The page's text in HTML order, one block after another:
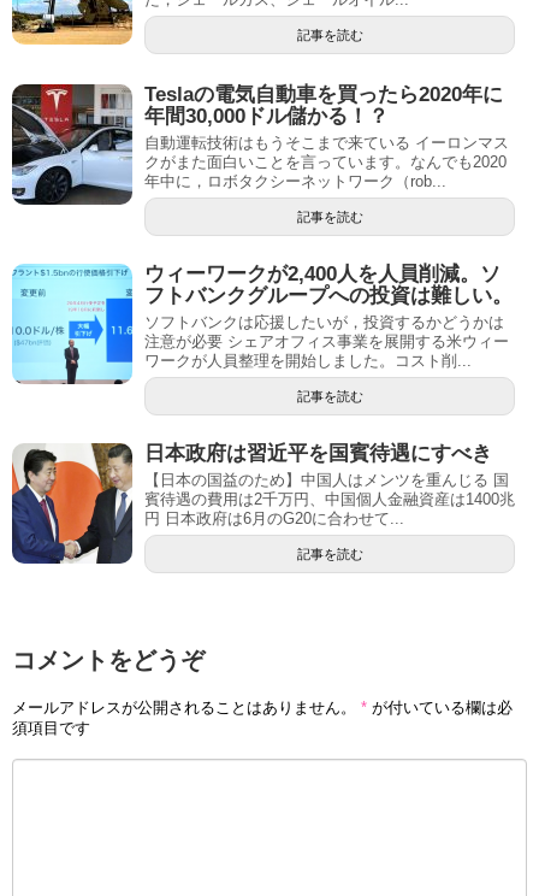
記事を読む
Teslaの電気自動車を買ったら2020年に
年間30,000ドル儲かる！？
自動運転技術はもうそこまで来ている イーロンマス
クがまた面白いことを言っています。なんでも2020
年中に，ロボタクシーネットワーク（rob...
記事を読む
ウィーワークが2,400人を人員削減。ソ
フトバンクグループへの投資は難しい。
ソフトバンクは応援したいが，投資するかどうかは
注意が必要 シェアオフィス事業を展開する米ウィー
ワークが人員整理を開始しました。コスト削...
記事を読む
日本政府は習近平を国賓待遇にすべき
【日本の国益のため】中国人はメンツを重んじる 国
賓待遇の費用は2千万円、中国個人金融資産は1400兆
円 日本政府は6月のG20に合わせて...
記事を読む
コメントをどうぞ
メールアドレスが公開されることはありません。 * が付いている欄は必
須項目です